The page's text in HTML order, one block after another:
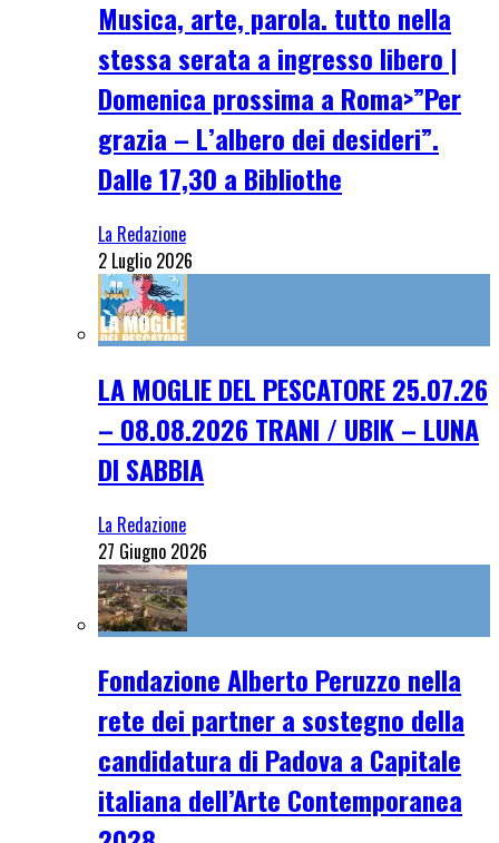
Musica, arte, parola. tutto nella
stessa serata a ingresso libero |
Domenica prossima a Roma>”Per
grazia – L’albero dei desideri”.
Dalle 17,30 a Bibliothe
La Redazione
2 Luglio 2026
LA MOGLIE DEL PESCATORE 25.07.26
– 08.08.2026 TRANI / UBIK – LUNA
DI SABBIA
La Redazione
27 Giugno 2026
Fondazione Alberto Peruzzo nella
rete dei partner a sostegno della
candidatura di Padova a Capitale
italiana dell’Arte Contemporanea